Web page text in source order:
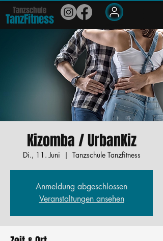
Tanzschule
TanzFitness
Kizomba / UrbanKiz
Di., 11. Juni
  |
Tanzschule Tanzfitness
Anmeldung abgeschlossen
Veranstaltungen ansehen